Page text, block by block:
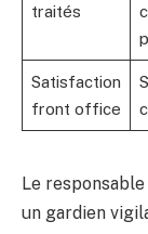
traités
Satisfaction
front office
Le
un gardien